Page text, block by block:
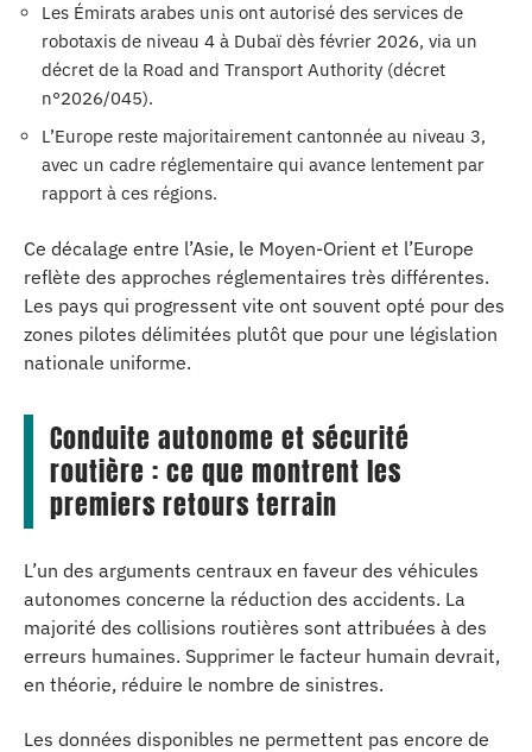
Les Émirats arabes unis ont autorisé des services de
robotaxis de niveau 4 à Dubaï dès février 2026, via un
décret de la Road and Transport Authority (décret
n°2026/045).
L’Europe reste majoritairement cantonnée au niveau 3,
avec un cadre réglementaire qui avance lentement par
rapport à ces régions.
Ce décalage entre l’Asie, le Moyen-Orient et l’Europe
reflète des approches réglementaires très différentes.
Les pays qui progressent vite ont souvent opté pour des
zones pilotes délimitées plutôt que pour une législation
nationale uniforme.
Conduite autonome et sécurité
routière : ce que montrent les
premiers retours terrain
L’un des arguments centraux en faveur des véhicules
autonomes concerne la réduction des accidents. La
majorité des collisions routières sont attribuées à des
erreurs humaines. Supprimer le facteur humain devrait,
en théorie, réduire le nombre de sinistres.
Les données disponibles ne permettent pas encore de